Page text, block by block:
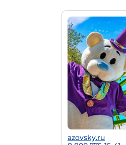
azovsky.ru